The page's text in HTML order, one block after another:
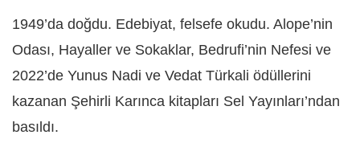
1949’da doğdu. Edebiyat, felsefe okudu. Alope’nin
Odası, Hayaller ve Sokaklar, Bedrufi’nin Nefesi ve
2022’de Yunus Nadi ve Vedat Türkali ödüllerini
kazanan Şehirli Karınca kitapları Sel Yayınları’ndan
basıldı.